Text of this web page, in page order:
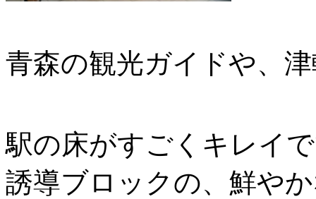
青森の観光ガイドや、
駅の床がすごくキレイ
誘導ブロックの、鮮や